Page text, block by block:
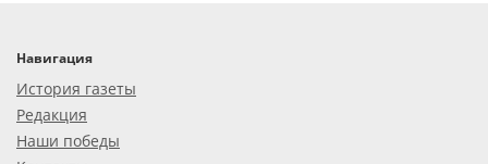
Навигация
История газеты
Редакция
Наши победы